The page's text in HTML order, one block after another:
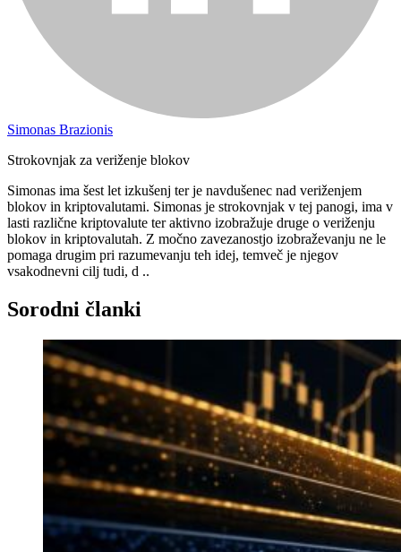
Simonas Brazionis
Strokovnjak za veriženje blokov
Simonas ima šest let izkušenj ter je navdušenec nad veriženjem
blokov in kriptovalutami. Simonas je strokovnjak v tej panogi, ima v
lasti različne kriptovalute ter aktivno izobražuje druge o veriženju
blokov in kriptovalutah. Z močno zavezanostjo izobraževanju ne le
pomaga drugim pri razumevanju teh idej, temveč je njegov
vsakodnevni cilj tudi, d ..
Sorodni članki